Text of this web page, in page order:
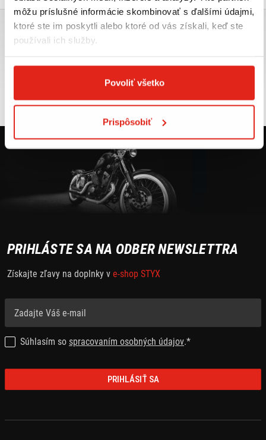
môžu príslušné informácie skombinovať s ďalšími údajmi,
ktoré ste im poskytli alebo ktoré od vás získali, keď ste
používali ich služby.
Povoliť všetko
Prispôsobiť
YAMAHA XMAX 300 - MODRÁ
https://www.yamaha-motor.eu/sk/sk/scooters/sport/pdp/xmax-300-
PRIHLÁSTE SA NA ODBER NEWSLETTRA
Získajte zľavy na doplnky v e-shop STYX
Súhlasím so spracovaním osobných údajov.*
PRIHLÁSIŤ SA